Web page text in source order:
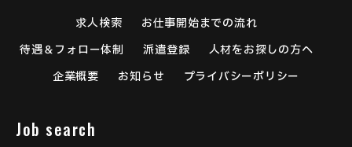
求人検索
お仕事開始までの流れ
待遇＆フォロー体制
派遣登録
人材をお探しの方へ
企業概要
お知らせ プライバシーポリシー
Job search